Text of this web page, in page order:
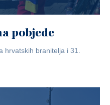
pobjede
hrvatskih branitelja i 31.